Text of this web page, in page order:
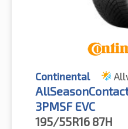
Continental
3PMSF EVC
195/55R16 87H